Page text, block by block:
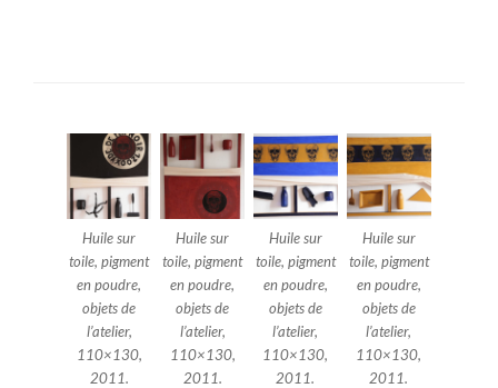
Huile sur
toile, pigment
en poudre,
objets de
l’atelier,
110×130,
2011.
Huile sur
toile, pigment
en poudre,
objets de
l’atelier,
110×130,
2011.
Huile sur
toile, pigment
en poudre,
objets de
l’atelier,
110×130,
2011.
Huile sur
toile, pigment
en poudre,
objets de
l’atelier,
110×130,
2011.